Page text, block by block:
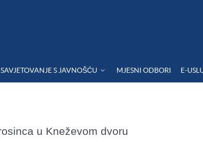
SAVJETOVANJE S JAVNOŠĆU MJESNI ODBORI E-
u Kneževom dvoru